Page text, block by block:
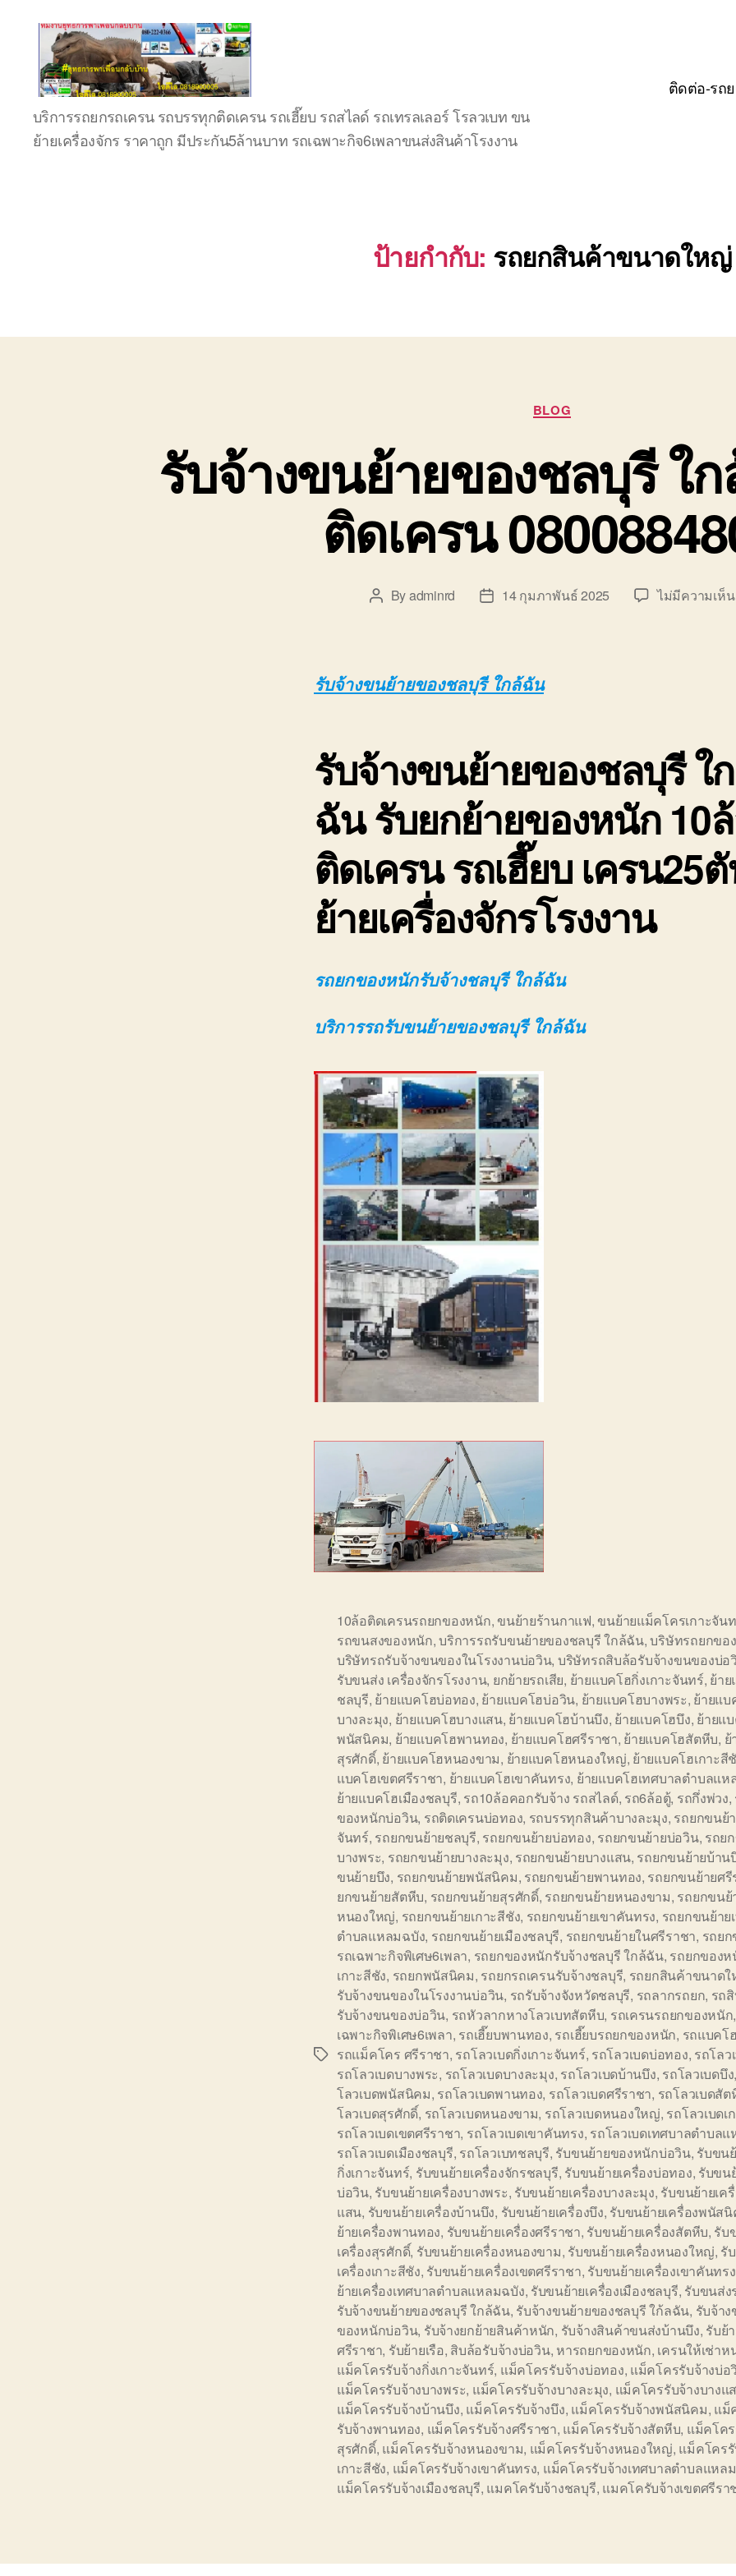
บริษัท
รถ
บรรทุก
รับจ้าง
บริการรถยกรถเครน รถบรรทุกติดเครน รถเฮี๊ยบ รถสไลด์ รถเทรลเลอร์ โรลวเบท ขน
ย้ายเครื่องจักร ราคาถูก มีประกัน5ล้านบาท รถเฉพาะกิจ6เพลาขนส่งสินค้าโรงงาน
ติดต่อ-รถ
ป้ายกำกับ: รถยกสินค้าขนาดใหญ่
Categories
BLOG
รับจ้างขนย้ายของชลบุรี ใ
ติดเครน
Post
Byadminrd
Post14 กุมภาพันธ์ 2025 ไม่มีความเห็น
รับจ้างขนย้ายของชลบุรี ใกล้ฉัน
รับจ้างขนย้ายของชลบุรี ใ
ฉัน รับยกย้ายของหนัก 10
ติดเครน รถเฮี๊ยบ เครน25
ย้ายเครื่องจักรโรงงาน
รถยกของหนักรับจ้างชลบุรี ใกล้ฉัน
บริการรถรับขนย้ายของชลบุรี ใกล้ฉัน
Tags
10ล้อติดเครนรถยกของหนัก, ขนย้ายร้านกาแฟ, ขนย้ายแม็คโครเกาะจัน
รถขนสงของหนัก,บริการรถรับขนย้ายของชลบุรี ใกล้ฉัน,บริษัทรถยกขอ
บริษัทรถรับจ้างขนของในโรงงานบ่อวิน, บริษัทรถสิบล้อรับจ้างขนของบ่อ
รับขนส่ง เครื่องจักรโรงงาน, ยกย้ายรถเสีย, ย้ายแบคโฮกิ่งเกาะจันทร์, ย้า
ชลบุรี, ย้ายแบคโฮบ่อทอง, ย้ายแบคโฮบ่อวิน, ย้ายแบคโฮบางพระ, ย้ายแบ
บางละมุง, ย้ายแบคโฮบางแสน, ย้ายแบคโฮบ้านบึง, ย้ายแบคโฮบึง, ย้ายแ
พนัสนิคม, ย้ายแบคโฮพานทอง, ย้ายแบคโฮศรีราชา, ย้ายแบคโฮสัตหีบ, ย้
สุรศักดิ์, ย้ายแบคโฮหนองขาม, ย้ายแบคโฮหนองใหญ่, ย้ายแบคโฮเกาะสี
แบคโฮเขตศรีราชา, ย้ายแบคโฮเขาคันทรง, ย้ายแบคโฮเทศบาลตำบลแห
ย้ายแบคโฮเมืองชลบุรี, รถ10ล้อคอกรับจ้าง รถสไลด์, รถ6ล้อตู้, รถกึ่งพ่วง,
ของหนักบ่อวิน, รถติดเครนบ่อทอง, รถบรรทุกสินค้าบางละมุง, รถยกขนย้
จันทร์, รถยกขนย้ายชลบุรี, รถยกขนย้ายบ่อทอง, รถยกขนย้ายบ่อวิน, รถย
บางพระ, รถยกขนย้ายบางละมุง, รถยกขนย้ายบางแสน, รถยกขนย้ายบ้าน
ขนย้ายบึง, รถยกขนย้ายพนัสนิคม, รถยกขนย้ายพานทอง, รถยกขนย้ายศรี
ยกขนย้ายสัตหีบ, รถยกขนย้ายสุรศักดิ์, รถยกขนย้ายหนองขาม, รถยกขนย้
หนองใหญ่, รถยกขนย้ายเกาะสีชัง, รถยกขนย้ายเขาคันทรง, รถยกขนย้าย
ตำบลแหลมฉบัง, รถยกขนย้ายเมืองชลบุรี, รถยกขนย้ายในศรีราชา, รถย
รถเฉพาะกิจพิเศษ6เพลา, รถยกของหนักรับจ้างชลบุรี ใกล้ฉัน, รถยกของ
เกาะสีชัง, รถยกพนัสนิคม, รถยกรถเครนรับจ้างชลบุรี, รถยกสินค้าขนาด
รับจ้างขนของในโรงงานบ่อวิน, รถรับจ้างจังหวัดชลบุรี, รถลากรถยก, รถ
รับจ้างขนของบ่อวิน, รถหัวลากหางโลวเบทสัตหีบ, รถเครนรถยกของหนัก,
เฉพาะกิจพิเศษ6เพลา, รถเฮี๊ยบพานทอง, รถเฮี๊ยบรถยกของหนัก, รถแบคโ
รถแม็คโคร ศรีราชา, รถโลวเบดกิ่งเกาะจันทร์, รถโลวเบดบ่อทอง, รถโลว
รถโลวเบดบางพระ, รถโลวเบดบางละมุง, รถโลวเบดบ้านบึง, รถโลวเบดบึง,
โลวเบดพนัสนิคม, รถโลวเบดพานทอง, รถโลวเบดศรีราชา, รถโลวเบดสั
โลวเบดสุรศักดิ์, รถโลวเบดหนองขาม, รถโลวเบดหนองใหญ่, รถโลวเบดเ
รถโลวเบดเขตศรีราชา, รถโลวเบดเขาคันทรง, รถโลวเบดเทศบาลตำบล
รถโลวเบดเมืองชลบุรี, รถโลวเบทชลบุรี, รับขนย้ายของหนักบ่อวิน, รับขน
กิ่งเกาะจันทร์, รับขนย้ายเครื่องจักรชลบุรี, รับขนย้ายเครื่องบ่อทอง, รับขน
บ่อวิน, รับขนย้ายเครื่องบางพระ, รับขนย้ายเครื่องบางละมุง, รับขนย้ายเค
แสน, รับขนย้ายเครื่องบ้านบึง, รับขนย้ายเครื่องบึง, รับขนย้ายเครื่องพนัส
ย้ายเครื่องพานทอง, รับขนย้ายเครื่องศรีราชา, รับขนย้ายเครื่องสัตหีบ, รับ
เครื่องสุรศักดิ์, รับขนย้ายเครื่องหนองขาม, รับขนย้ายเครื่องหนองใหญ่, รั
เครื่องเกาะสีชัง, รับขนย้ายเครื่องเขตศรีราชา, รับขนย้ายเครื่องเขาคันทรง
ย้ายเครื่องเทศบาลตำบลแหลมฉบัง, รับขนย้ายเครื่องเมืองชลบุรี, รับขนส่ง
รับจ้างขนย้ายของชลบุรี ใกล้ฉัน, รับจ้างขนย้ายของชลบุรี ใก้ลฉัน, รับจ้า
ของหนักบ่อวิน, รับจ้างยกย้ายสินค้าหนัก, รับจ้างสินค้าขนส่งบ้านบึง, รับย้
ศรีราชา, รับย้ายเรือ, สิบล้อรับจ้างบ่อวิน, หารถยกของหนัก, เครนให้เช่า
แม็คโครรับจ้างกิ่งเกาะจันทร์, แม็คโครรับจ้างบ่อทอง, แม็คโครรับจ้างบ่อ
แม็คโครรับจ้างบางพระ, แม็คโครรับจ้างบางละมุง, แม็คโครรับจ้างบางแ
แม็คโครรับจ้างบ้านบึง, แม็คโครรับจ้างบึง, แม็คโครรับจ้างพนัสนิคม, แม็
รับจ้างพานทอง, แม็คโครรับจ้างศรีราชา, แม็คโครรับจ้างสัตหีบ, แม็คโค
สุรศักดิ์, แม็คโครรับจ้างหนองขาม, แม็คโครรับจ้างหนองใหญ่, แม็คโคร
เกาะสีชัง, แม็คโครรับจ้างเขาคันทรง, แม็คโครรับจ้างเทศบาลตำบลแหล
แม็คโครรับจ้างเมืองชลบุรี, แมคโครับจ้างชลบุรี, แมคโครับจ้างเขตศรีรา